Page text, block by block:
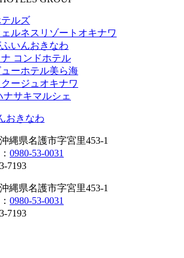
縄県名護市字宮里453-1
0980-53-0031
7193
縄県名護市字宮里453-1
0980-53-0031
7193